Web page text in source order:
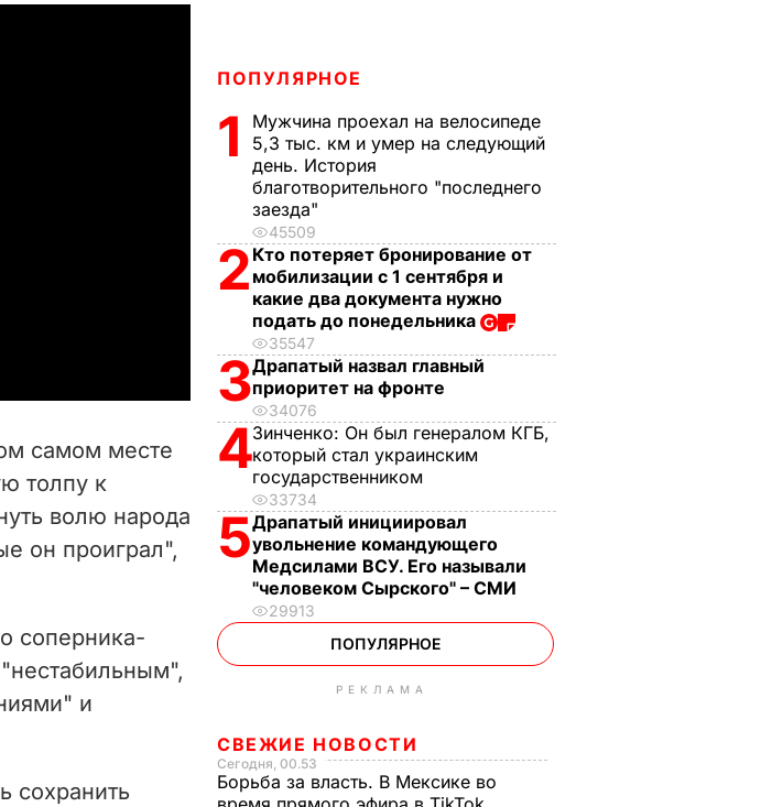
самом месте
толпу к
волю народа
он проиграл",
соперника-
и
сохранить
ПОПУЛЯРНОЕ
1
Мужчина проехал на велосипеде
5,3 тыс. км и умер на следующий
день. История
благотворительного "последнего
заезда"
45509
2 Кто потеряет бронирование от
мобилизации с 1 сентября и
какие два документа нужно
подать до понедельника
35547
3Драпатый назвал главный
приоритет на фронте
34076
4Зинченко: Он был генералом КГБ,
который стал украинским
государственником
33734
5Драпатый инициировал
увольнение командующего
Медсилами ВСУ. Его называли
"человеком Сырского" – СМИ
29913
ПОПУЛЯРНОЕ
РЕКЛАМА
СВЕЖИЕ НОВОСТИ
Сегодня, 00.53
Борьба за власть. В Мексике во